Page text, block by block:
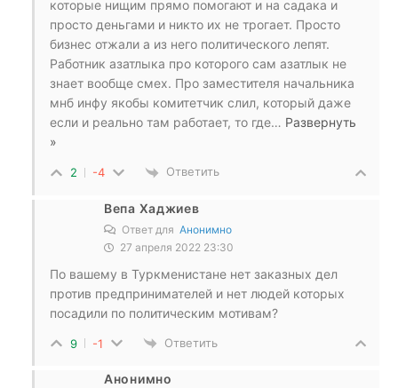
которые нищим прямо помогают и на садака и
просто деньгами и никто их не трогает. Просто
бизнес отжали а из него политического лепят.
Работник азатлыка про которого сам азатлык не
знает вообще смех. Про заместителя начальника
мнб инфу якобы комитетчик слил, который даже
если и реально там работает, то где… Развернуть
»
2 -4 Ответить
Вепа Хаджиев
Ответ для Анонимно
27 апреля 2022 23:30
По вашему в Туркменистане нет заказных дел
против предпринимателей и нет людей которых
посадили по политическим мотивам?
9 -1 Ответить
Анонимно